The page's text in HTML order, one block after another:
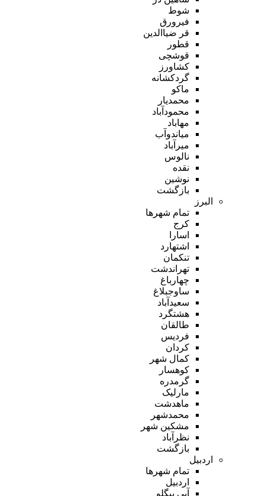
شوط
فیرورق
قر ضیاالدین
قطور
قوشچی
کشاورز
گردکشانه
ماکو
محمدیار
محمودآباد
مهاباد
میاندوآب
میرآباد
نالوس
نقده
نوشین
بازگشت
البرز
تمام شهر‌ها
کرج
اسارا
اشتهارد
تنکمان
تهراندشت
چهارباغ
ساوجبلاغ
سعیدآباد
هشتگرد
طالقان
فردیس
کردان
کمال شهر
کوهسار
گرمدره
مارلیک
ماهدشت
محمدشهر
مشکین شهر
نظرآباد
بازگشت
اردبیل
تمام شهر‌ها
اردبیل
آبی بیگلو